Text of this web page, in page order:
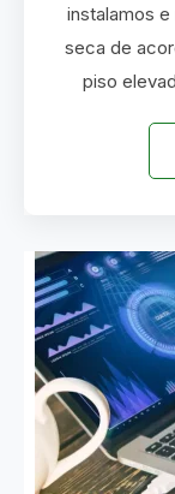
instalamos
seca de
piso